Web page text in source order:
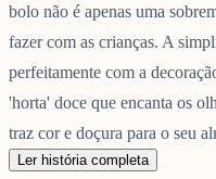
bolo não é apenas uma
fazer com as crianças. A
perfeitamente com a
'horta' doce que encanta os
traz cor e doçura para o seu
Ler história completa